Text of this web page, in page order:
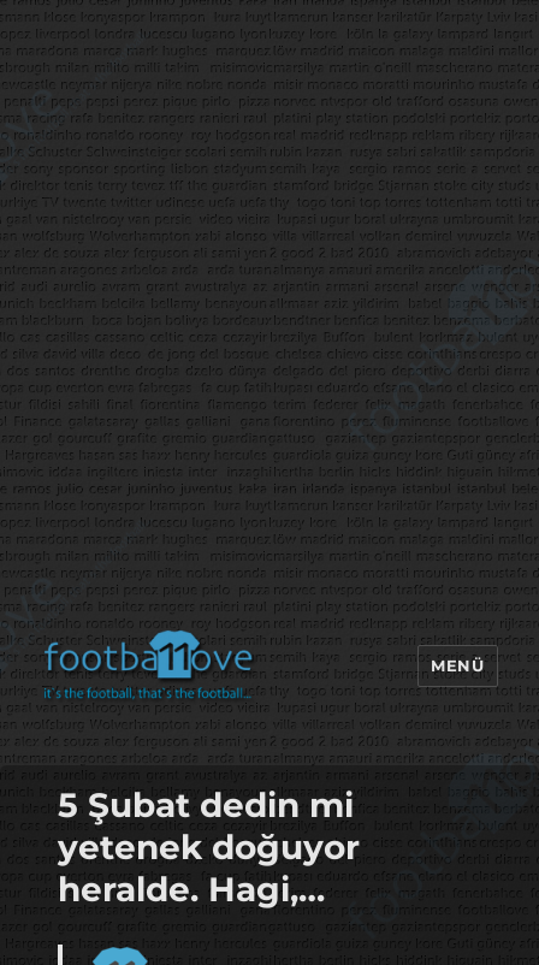
footbaLLove
MENÜ
5 Şubat dedin mi
yetenek doğuyor
heralde. Hagi,…